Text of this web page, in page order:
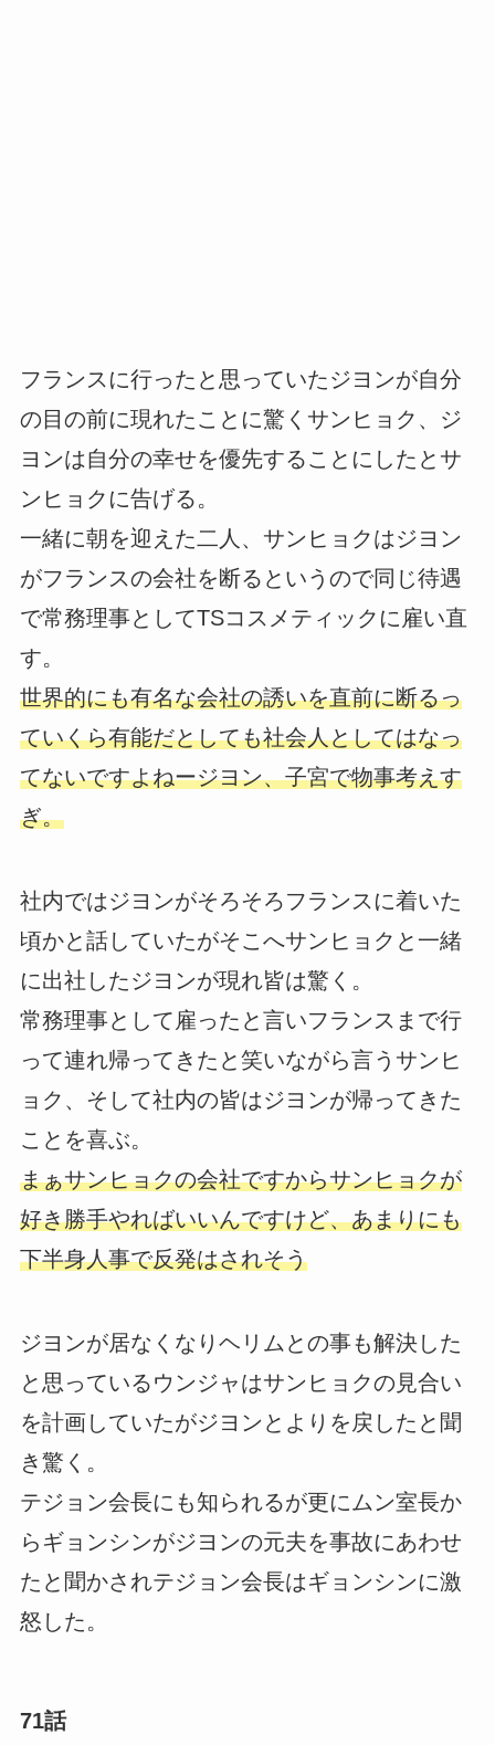
フランスに行ったと思っていたジヨンが自分
の目の前に現れたことに驚くサンヒョク、ジ
ヨンは自分の幸せを優先することにしたとサ
ンヒョクに告げる。
一緒に朝を迎えた二人、サンヒョクはジヨン
がフランスの会社を断るというので同じ待遇
で常務理事としてTSコスメティックに雇い直
す。
世界的にも有名な会社の誘いを直前に断るっ
ていくら有能だとしても社会人としてはなっ
てないですよねージヨン、子宮で物事考えす
ぎ。
社内ではジヨンがそろそろフランスに着いた
頃かと話していたがそこへサンヒョクと一緒
に出社したジヨンが現れ皆は驚く。
常務理事として雇ったと言いフランスまで行
って連れ帰ってきたと笑いながら言うサンヒ
ョク、そして社内の皆はジヨンが帰ってきた
ことを喜ぶ。
まぁサンヒョクの会社ですからサンヒョクが
好き勝手やればいいんですけど、あまりにも
下半身人事で反発はされそう
ジヨンが居なくなりヘリムとの事も解決した
と思っているウンジャはサンヒョクの見合い
を計画していたがジヨンとよりを戻したと聞
き驚く。
テジョン会長にも知られるが更にムン室長か
らギョンシンがジヨンの元夫を事故にあわせ
たと聞かされテジョン会長はギョンシンに激
怒した。
71話